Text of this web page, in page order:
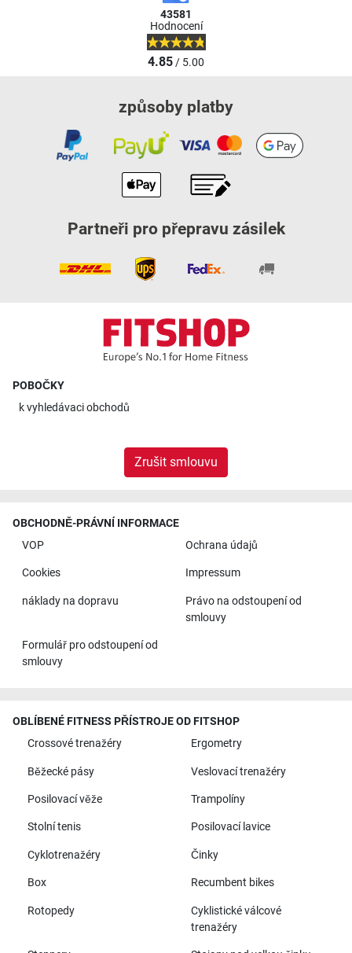
43581
Hodnocení
4.85/ 5.00
způsoby platby
Partneři pro přepravu zásilek
POBOČKY
kvyhledávaci obchodů
Zrušit smlouvu
OBCHODNĚ-PRÁVNÍ INFORMACE
VOP
Ochrana údajů
Cookies Impressum
náklady na dopravu
Právo na odstoupení od
smlouvy
Formulář pro odstoupení od
smlouvy
OBLÍBENÉ FITNESS PŘÍSTROJE OD FITSHOP
Crossové trenažéry
Ergometry
Běžecké pásy Veslovací trenažéry
Posilovací věže Trampolíny
Stolní tenis Posilovací lavice
Cyklotrenažéry Činky
Box Recumbent bikes
Rotopedy
Cyklistické válcové
trenažéry